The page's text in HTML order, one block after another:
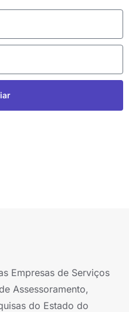
Empresas de Serviços
Assessoramento,
do Estado do